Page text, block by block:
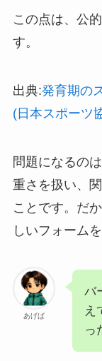
この点は、公
す。
出典:発育期の
(日本スポーツ
問題になるの
重さを扱い、
ことです。だ
しいフォーム
あげば
バ
え
っ